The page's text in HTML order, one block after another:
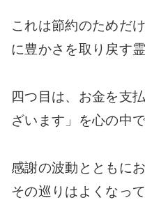
これは節約のためだ
に豊かさを取り戻す
四つ目は、お金を支
ざいます」を心の中
感謝の波動とともに
その巡りはよくなっ